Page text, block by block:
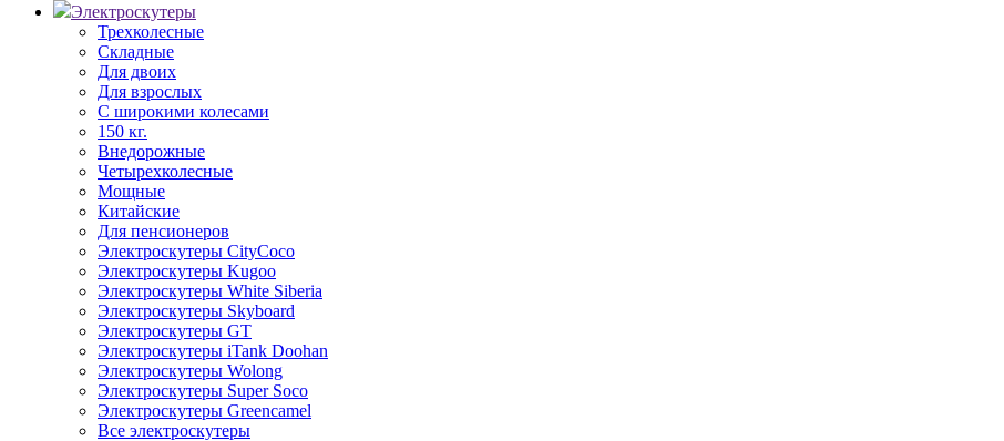
Электроскутеры
Трехколесные
Складные
Для двоих
Для взрослых
С широкими колесами
150 кг.
Внедорожные
Четырехколесные
Мощные
Китайские
Для пенсионеров
Электроскутеры CityCoco
Электроскутеры Kugoo
Электроскутеры White Siberia
Электроскутеры Skyboard
Электроскутеры GT
Электроскутеры iTank Doohan
Электроскутеры Wolong
Электроскутеры Super Soco
Электроскутеры Greencamel
Все электроскутеры